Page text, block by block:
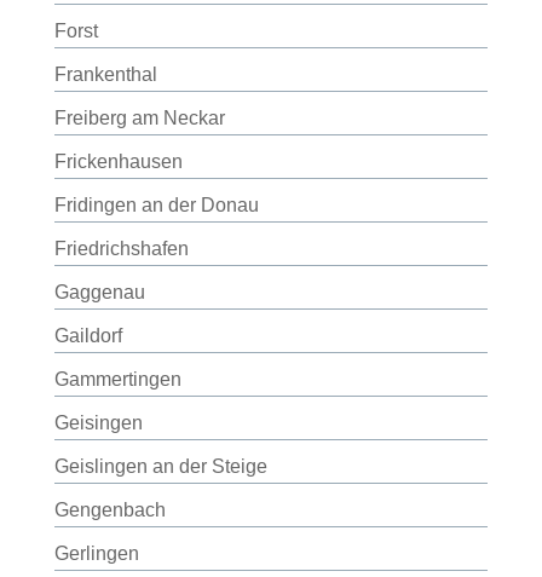
Forst
Frankenthal
Freiberg am Neckar
Frickenhausen
Fridingen an der Donau
Friedrichshafen
Gaggenau
Gaildorf
Gammertingen
Geisingen
Geislingen an der Steige
Gengenbach
Gerlingen